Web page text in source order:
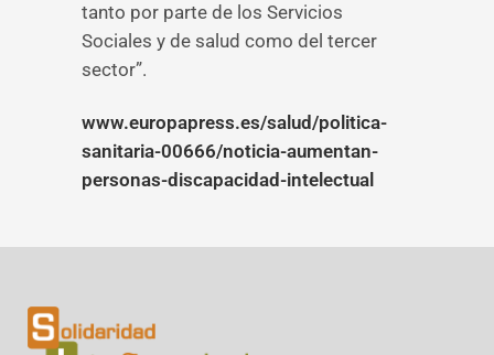
tanto por parte de los Servicios
Sociales y de salud como del tercer
sector”.
www.europapress.es/salud/politica-
sanitaria-00666/noticia-aumentan-
personas-discapacidad-intelectual